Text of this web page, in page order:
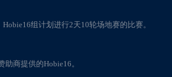
组计划进行2天10轮场地赛的比赛。
商提供的Hobie16。